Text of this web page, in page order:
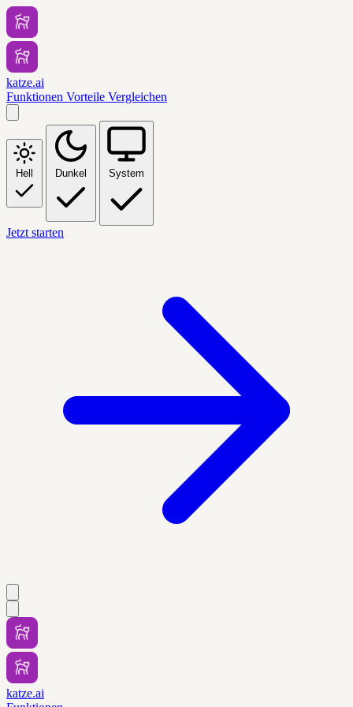
katze.ai
Funktionen Vorteile Vergleichen
Hell Dunkel System
Jetzt starten
katze.ai